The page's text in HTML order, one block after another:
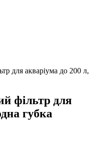
для акваріума до 200 л,
фільтр для
губка